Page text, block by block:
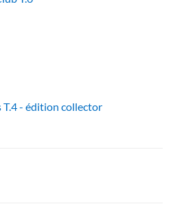
T.4 - édition collector